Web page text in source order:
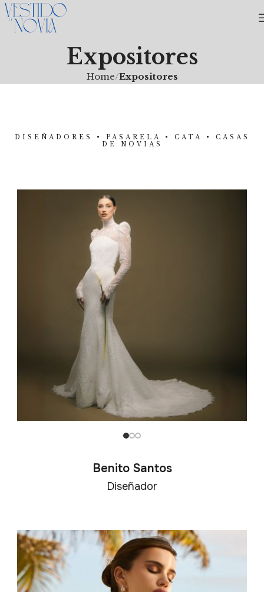
Expositores
Home Expositores
DISEÑADORES • PASARELA • CATA • CASAS
DE NOVIAS
Benito Santos
Diseñador